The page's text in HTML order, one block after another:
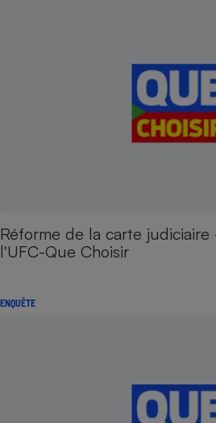
Réforme de la carte
l'UFC-Que Choisir
ENQUÊTE